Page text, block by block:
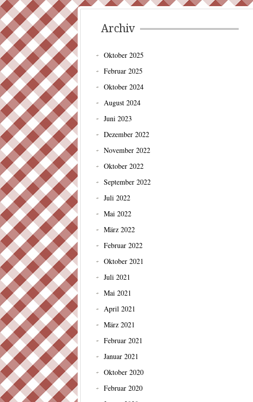
Archiv
Oktober 2025
Februar 2025
Oktober 2024
August 2024
Juni 2023
Dezember 2022
November 2022
Oktober 2022
September 2022
Juli 2022
Mai 2022
März 2022
Februar 2022
Oktober 2021
Juli 2021
Mai 2021
April 2021
März 2021
Februar 2021
Januar 2021
Oktober 2020
Februar 2020